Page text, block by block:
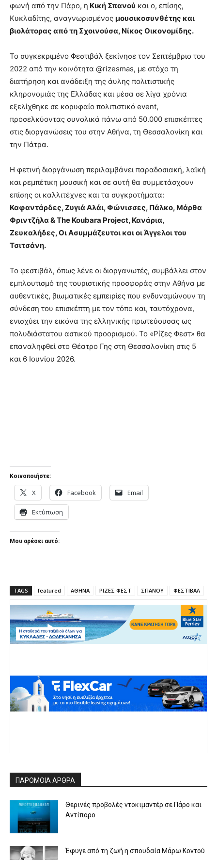
φωνή από την Πάρο, η Κική Σπανού και ο, επίσης,
Κυκλαδίτης, αναγνωρισμένος μουσικοσυνθέτης και
βιολάτορας από τη Σχοινούσα, Νίκος Οικονομίδης.
Το συγκεκριμένο Φεστιβάλ ξεκίνησε τον Σεπτέμβριο του
2022 από την κοινότητα @rizesmas, με στόχο τη
διατήρηση και ανάδειξη της άυλης πολιτιστικής
κληρονομιάς της Ελλάδας και μέσα σε λίγα χρόνια
εξελίχθηκε σε κορυφαίο πολιτιστικό event,
προσελκύοντας συνολικά πάνω από 50.000 επισκέπτες
στις διοργανώσεις του στην Αθήνα, τη Θεσσαλονίκη και
την Πάτρα.
Η φετινή διοργάνωση περιλαμβάνει παραδοσιακή, λαϊκή
και ρεμπέτικη μουσική και σε αυτή θα συμμετάσχουν
επίσης οι καλλιτέχνες και τα συγκροτήματα:
Καφαντάρδες, Ζυγιά Αλάι, Φώνισσες, Πάλκο, Μάρθα
Φριντζήλα & The Koubara Project, Κανάρια,
Ζευκαλήδες, Οι Ασυμμάζευτοι και οι Άγγελοι του
Τσιτσάνη.
Το φεστιβάλ, όπως λένε οι διοργανωτές, συμβάλλει στον
εμπλουτισμό της τουριστικής προσφοράς στην Αθήνα με
αυθεντικές, βιωματικές εμπειρίες που ενδυναμώνουν τη
σύνδεση του επισκέπτη με τον τόπο και, ταυτόχρονα,
ενισχύει την εικόνα της ελληνικής πρωτεύουσας ως
πολυδιάστατου αστικού προορισμού. Το «Ρίζες Φεστ» θα
επαναληφθεί στο Θέατρο Γης στη Θεσσαλονίκη στις 5
και 6 Ιουνίου 2026.
Κοινοποιήστε:
X Facebook Email
Εκτύπωση
Μου αρέσει αυτό:
TAGS featured ΑΘΗΝΑ ΡΙΖΕΣ ΦΕΣΤ ΣΠΑΝΟΥ ΦΕΣΤΙΒΑΛ
ΠΑΡΟΜΟΙΑ ΑΡΘΡΑ
Θερινές προβολές ντοκιμαντέρ σε Πάρο και
Αντίπαρο
Έφυγε από τη ζωή η σπουδαία Μάρω Κοντού